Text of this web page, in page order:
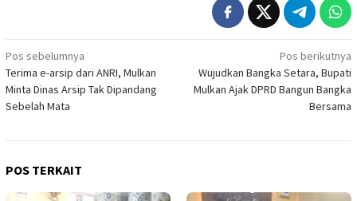
Navigasi
pos
Pos sebelumnya
Terima e-arsip dari ANRI, Mulkan
Minta Dinas Arsip Tak Dipandang
Sebelah Mata
Pos berikutnya
Wujudkan Bangka Setara, Bupati
Mulkan Ajak DPRD Bangun Bangka
Bersama
POS TERKAIT